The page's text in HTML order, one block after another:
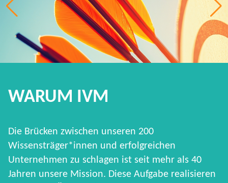
WARUM IVM
Die Brücken zwischen unseren 200
Wissensträger*innen und erfolgreichen
Unternehmen zu schlagen ist seit mehr als 40
Jahren unsere Mission. Diese Aufgabe realisieren